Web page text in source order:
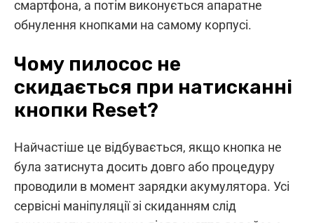
смартфона, а потім виконується апаратне
обнулення кнопками на самому корпусі.
Чому пилосос не
скидається при натисканні
кнопки Reset?
Найчастіше це відбувається, якщо кнопка не
була затиснута досить довго або процедуру
проводили в момент зарядки акумулятора. Усі
сервісні маніпуляції зі скиданням слід